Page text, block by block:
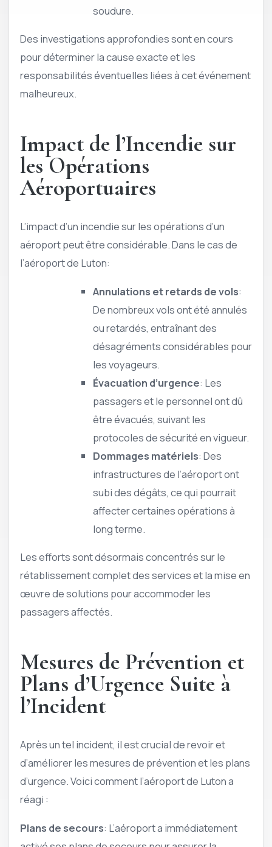
soudure.
Des investigations approfondies sont en cours
pour déterminer la cause exacte et les
responsabilités éventuelles liées à cet événement
malheureux.
Impact de l’Incendie sur
les Opérations
Aéroportuaires
L’impact d’un incendie sur les opérations d’un
aéroport peut être considérable. Dans le cas de
l’aéroport de Luton:
Annulations et retards de vols:
De nombreux vols ont été annulés
ou retardés, entraînant des
désagréments considérables pour
les voyageurs.
Évacuation d’urgence: Les
passagers et le personnel ont dû
être évacués, suivant les
protocoles de sécurité en vigueur.
Dommages matériels: Des
infrastructures de l’aéroport ont
subi des dégâts, ce qui pourrait
affecter certaines opérations à
long terme.
Les efforts sont désormais concentrés sur le
rétablissement complet des services et la mise en
œuvre de solutions pour accommoder les
passagers affectés.
Mesures de Prévention et
Plans d’Urgence Suite à
l’Incident
Après un tel incident, il est crucial de revoir et
d’améliorer les mesures de prévention et les plans
d’urgence. Voici comment l’aéroport de Luton a
réagi :
Plans de secours: L’aéroport a immédiatement